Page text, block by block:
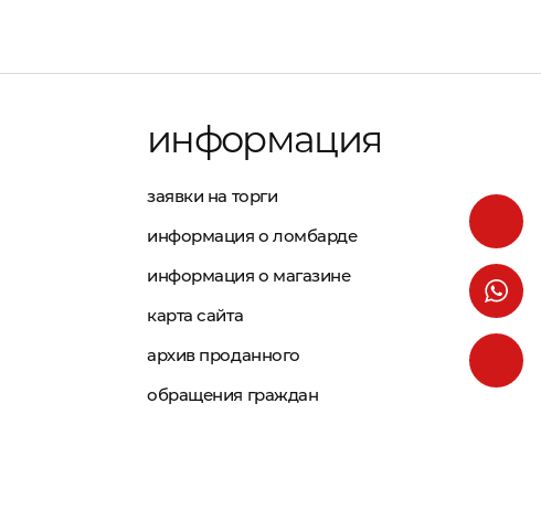
информация
заявки на торги
информация о ломбарде
информация о магазине
карта сайта
архив проданного
обращения граждан